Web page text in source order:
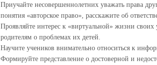
Приучайте несовершеннолетних уважать права
понятия «авторское право», расскажите об
Проявляйте интерес к «виртуальной» жизни
родителям о проблемах их детей.
Научите учеников внимательно относиться к
Формируйте представление о достоверной и